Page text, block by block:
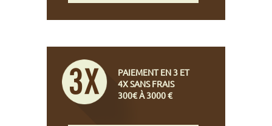
PAIEMENT EN 3 ET
4X SANS FRAIS
300€ À 3000 €